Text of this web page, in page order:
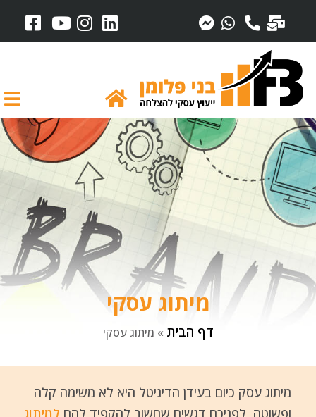
מיתוג עסקי
דף הבית » מיתוג עסקי
מיתוג עסק כיום בעידן הדיגיטל היא לא משימה קלה
ופשוטה, לפניכם דגשים שחשוב להקפיד להם למיתוג